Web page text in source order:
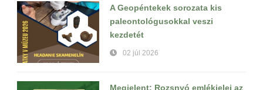
A Geopéntekek sorozata kis
paleontológusokkal veszi
kezdetét
02 júl 2026
Megjelent: Rozsnyó emlékjelei az